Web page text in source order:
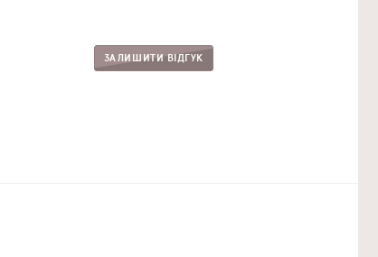
ЗАЛИШИТИ ВІДГУК